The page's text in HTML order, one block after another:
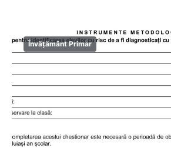
Învățământ Primar